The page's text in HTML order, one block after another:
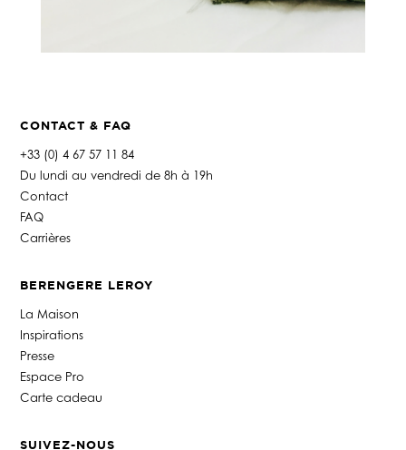
CONTACT & FAQ
+33 (0) 4 67 57 11 84
Du lundi au vendredi de 8h à 19h
Contact
FAQ
Carrières
BERENGERE LEROY
La Maison
Inspirations
Presse
Espace Pro
Carte cadeau
SUIVEZ-NOUS